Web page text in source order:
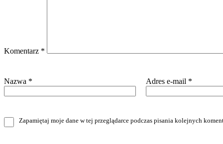
Komentarz *
Nazwa * Adres e-mail *
Zapamiętaj moje dane w tej przeglądarce podczas pisania kolejnych